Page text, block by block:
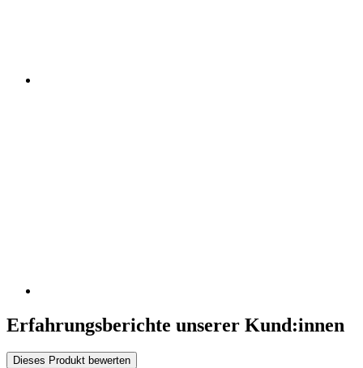
Erfahrungsberichte unserer Kund:innen
Dieses Produkt bewerten